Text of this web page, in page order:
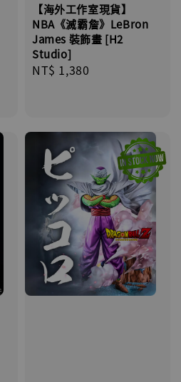
【海外工作室現貨】
NBA《滅霸詹》LeBron
James 裝飾畫 [H2
Studio]
Regular
NT$ 1,380